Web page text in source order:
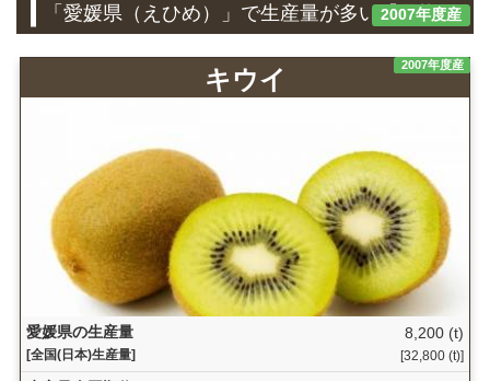
2007年度産
「愛媛県（えひめ）」で生産量が多い『果物』
2007年度産
キウイ
愛媛県の生産量
[全国(日本)生産量]
8,200 (t)
[32,800 (t)]